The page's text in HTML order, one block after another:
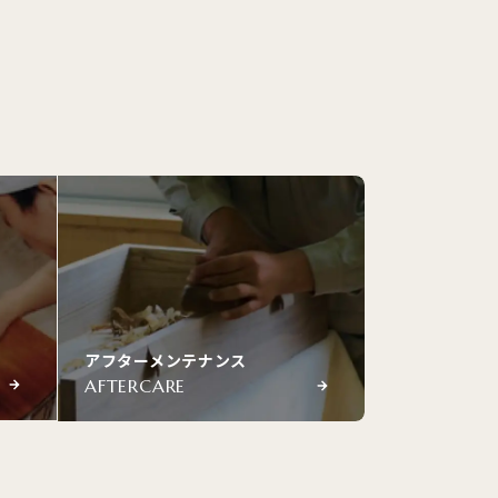
アフターメンテナンス
AFTERCARE